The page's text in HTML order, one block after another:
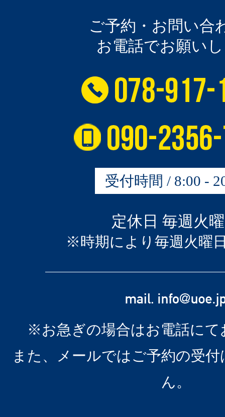
ご予約・お問い合
お電話でお願い
受付時間 / 8:00 -
定休日 毎週火
※時期により毎週火曜
※お急ぎの場合はお電話にて
また、メールではご予約の受
ん。